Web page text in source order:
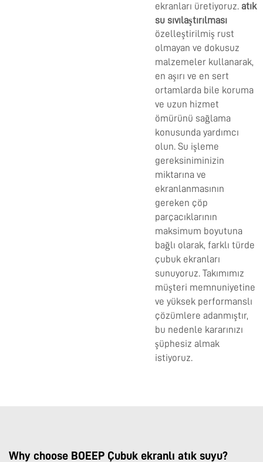
ekranları üretiyoruz. atık
su sıvılaştırılması
özelleştirilmiş rust
olmayan ve dokusuz
malzemeler kullanarak,
en aşırı ve en sert
ortamlarda bile koruma
ve uzun hizmet
ömürünü sağlama
konusunda yardımcı
olun. Su işleme
gereksiniminizin
miktarına ve
ekranlanmasının
gereken çöp
parçacıklarının
maksimum boyutuna
bağlı olarak, farklı türde
çubuk ekranları
sunuyoruz. Takımımız
müşteri memnuniyetine
ve yüksek performanslı
çözümlere adanmıştır,
bu nedenle kararınızı
şüphesiz almak
istiyoruz.
Why choose BOEEP Çubuk ekranlı atık suyu?